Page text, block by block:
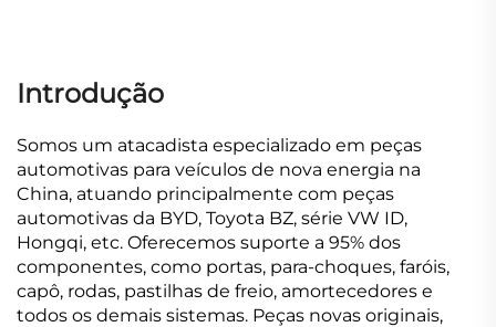
Introdução
Somos um atacadista especializado em peças
automotivas para veículos de nova energia na
China, atuando principalmente com peças
automotivas da BYD, Toyota BZ, série VW ID,
Hongqi, etc. Oferecemos suporte a 95% dos
componentes, como portas, para-choques, faróis,
capô, rodas, pastilhas de freio, amortecedores e
todos os demais sistemas. Peças novas originais,